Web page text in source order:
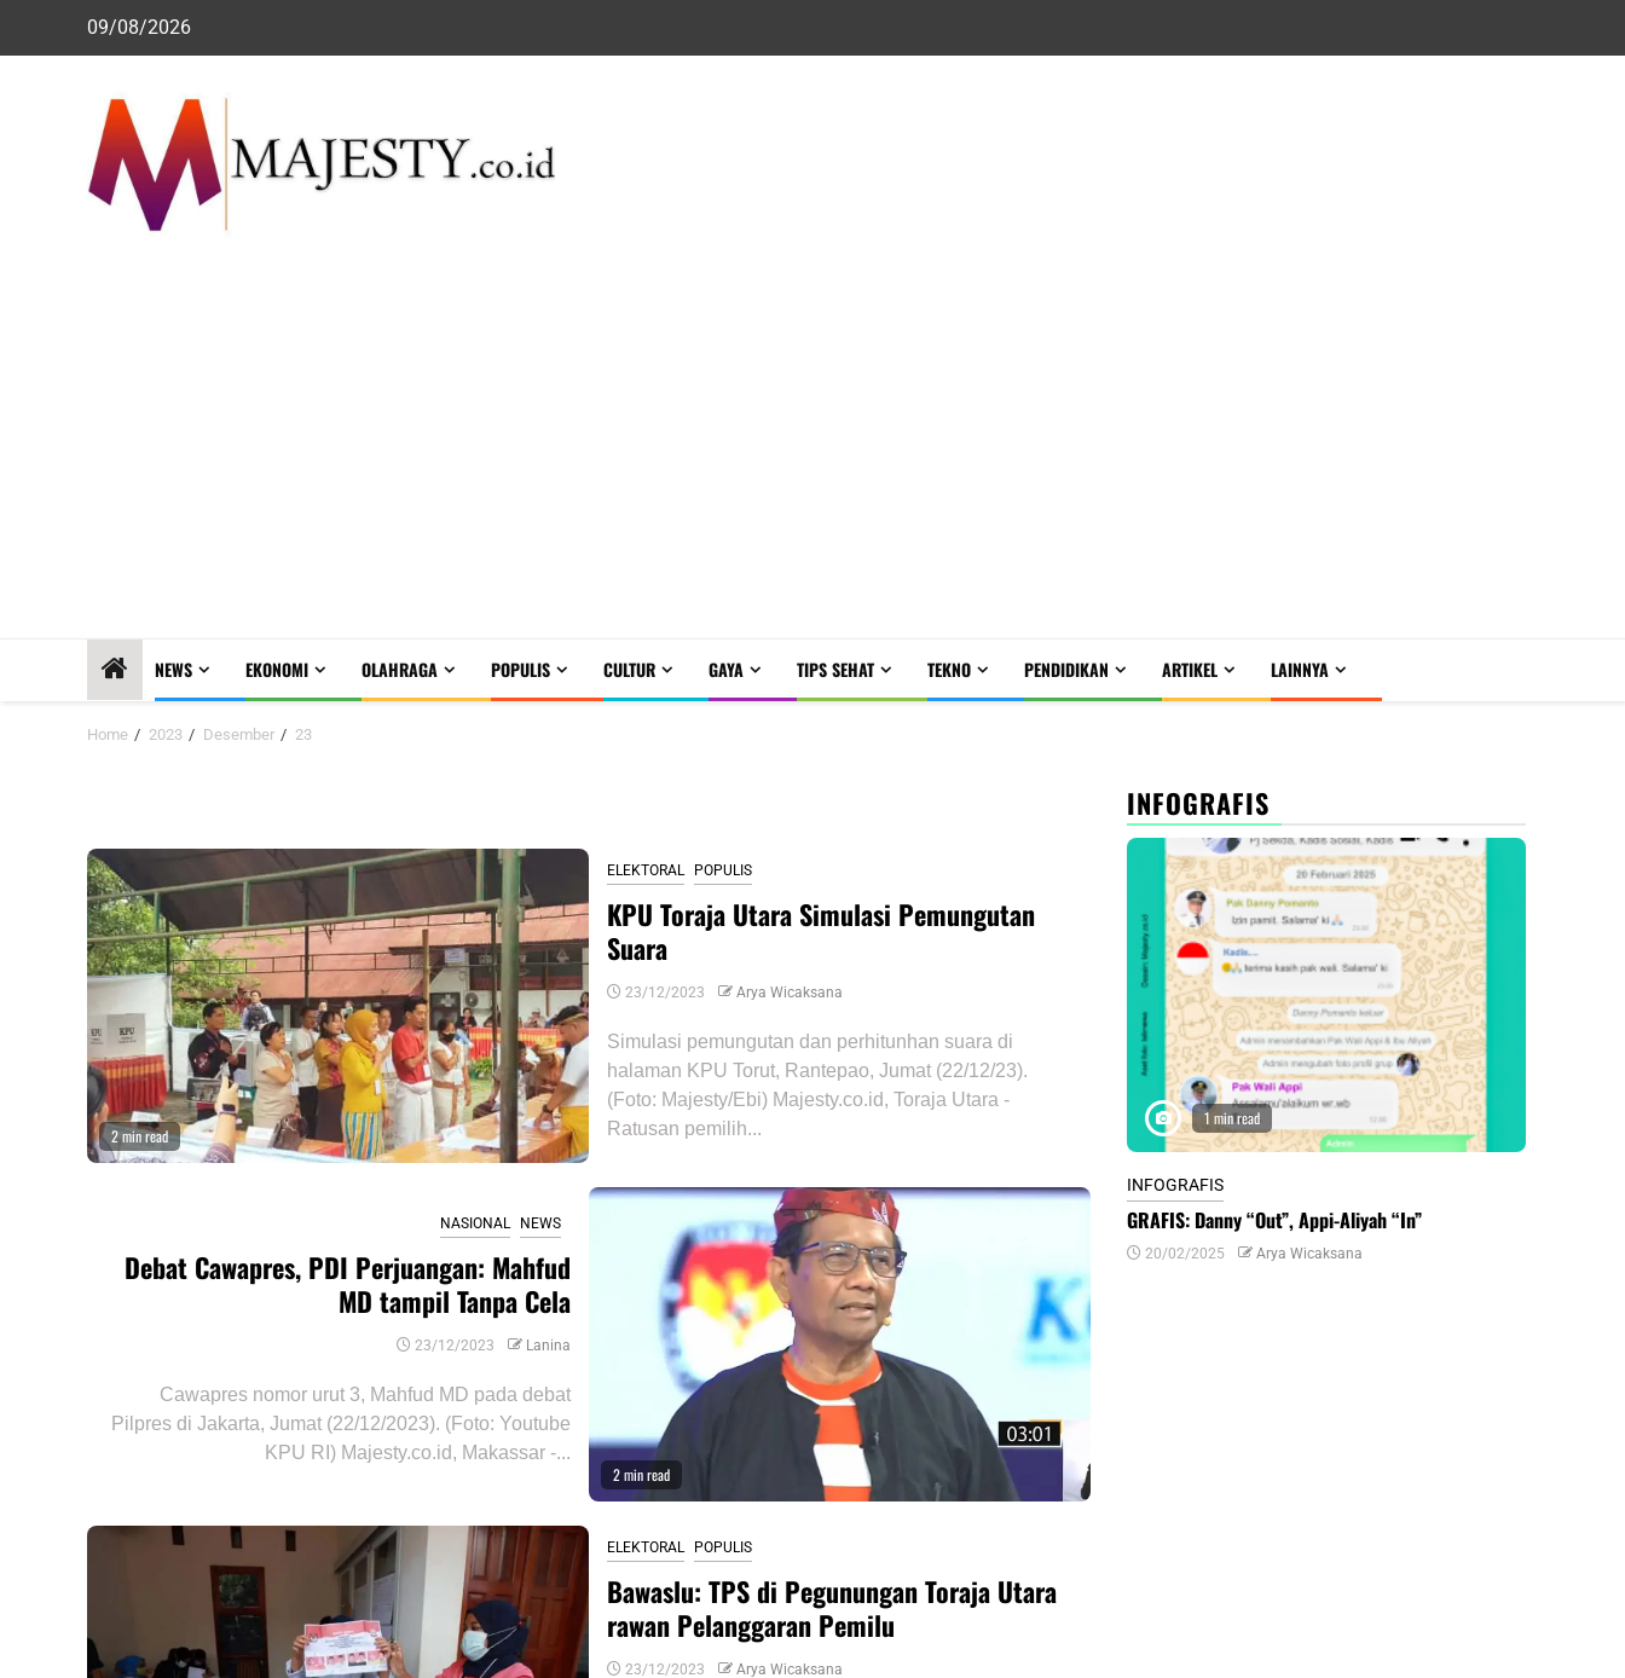
09/08/2026
NEWS EKONOMI OLAHRAGA POPULIS CULTUR GAYA TIPS SEHAT TEKNO PENDIDIKAN ARTIKEL LAINNYA
Home 2023 Desember 23
2 min read
ELEKTORAL POPULIS
KPU Toraja Utara Simulasi Pemungutan
Suara
23/12/2023 Arya Wicaksana
Simulasi pemungutan dan perhitunhan suara di
halaman KPU Torut, Rantepao, Jumat (22/12/23).
(Foto: Majesty/Ebi) Majesty.co.id, Toraja Utara -
Ratusan pemilih...
2 min read
NASIONAL NEWS
Debat Cawapres, PDI Perjuangan: Mahfud
MD tampil Tanpa Cela
23/12/2023 Lanina
Cawapres nomor urut 3, Mahfud MD pada debat
Pilpres di Jakarta, Jumat (22/12/2023). (Foto: Youtube
KPU RI) Majesty.co.id, Makassar -...
ELEKTORAL POPULIS
Bawaslu: TPS di Pegunungan Toraja Utara
rawan Pelanggaran Pemilu
23/12/2023 Arya Wicaksana
INFOGRAFIS
1 min read
INFOGRAFIS
GRAFIS: Danny “Out”, Appi-Aliyah “In”
20/02/2025 Arya Wicaksana